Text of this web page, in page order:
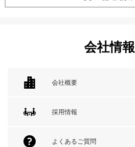
会社情報
会社概要
採用情報
よくあるご質問